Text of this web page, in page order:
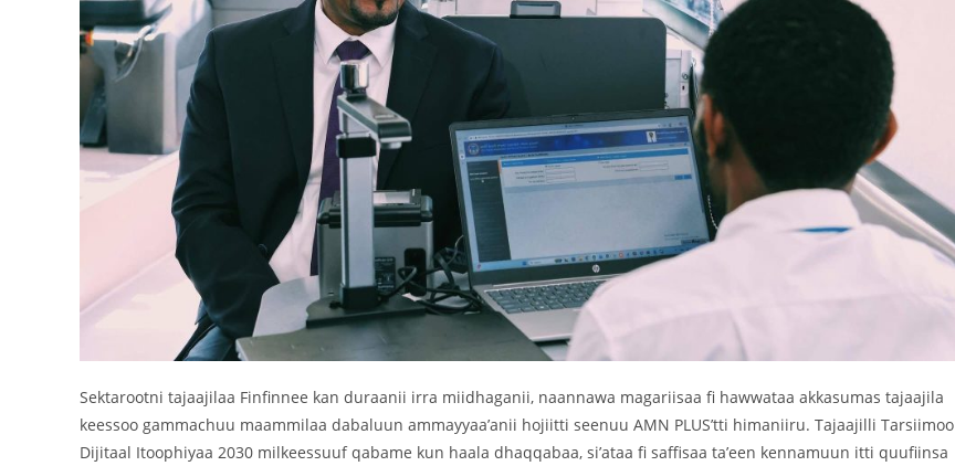
Sektarootni tajaajilaa Finfinnee kan duraanii irra miidhaganii, naannawa magariisaa fi hawwataa akkasumas tajaajila
keessoo gammachuu maammilaa dabaluun ammayyaa’anii hojiitti seenuu AMN PLUS’tti himaniiru. Tajaajilli Tarsiimoo
Dijitaal Itoophiyaa 2030 milkeessuuf qabame kun haala dhaqqabaa, si’ataa fi saffisaa ta’een kennamuun itti quufiinsa